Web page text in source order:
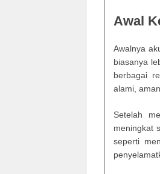
Awal
Awalnya
biasanya
berbagai
alami,
Setelah
meningkat
seperti